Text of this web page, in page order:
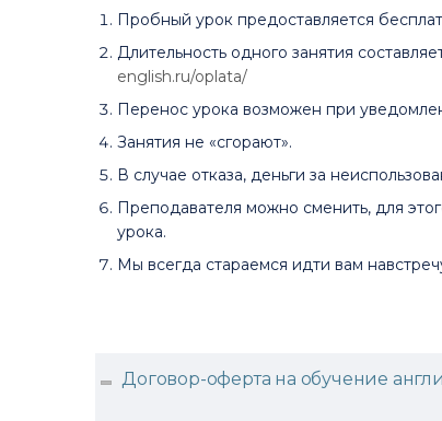
Пробный урок предоставляется
Длительность одного занятия
english.ru/oplata/
Перенос урока возможен при
Занятия не «сгорают».
В случае отказа, деньги за
Преподавателя можно сменить, для
урока.
Мы всегда стараемся идти вам
Договор-оферта на обучение